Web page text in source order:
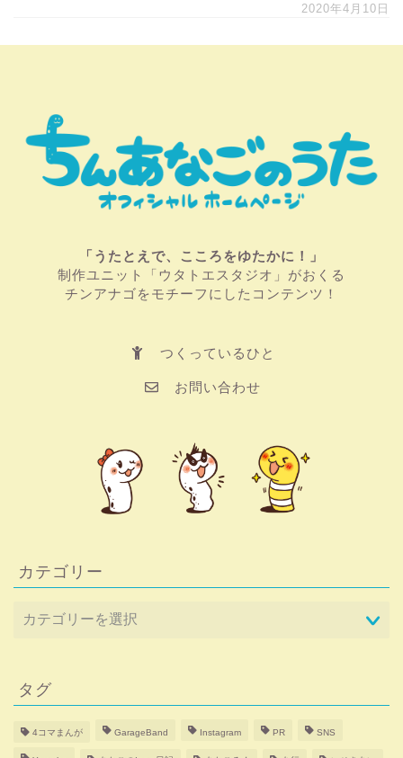
2020年4月10日
「うたとえで、こころをゆたかに！」
制作ユニット「ウタトエスタジオ」がおくる
チンアナゴをモチーフにしたコンテンツ！
つくっているひと
お問い合わせ
カテゴリー
タグ
4コマまんが GarageBand Instagram PR SNS